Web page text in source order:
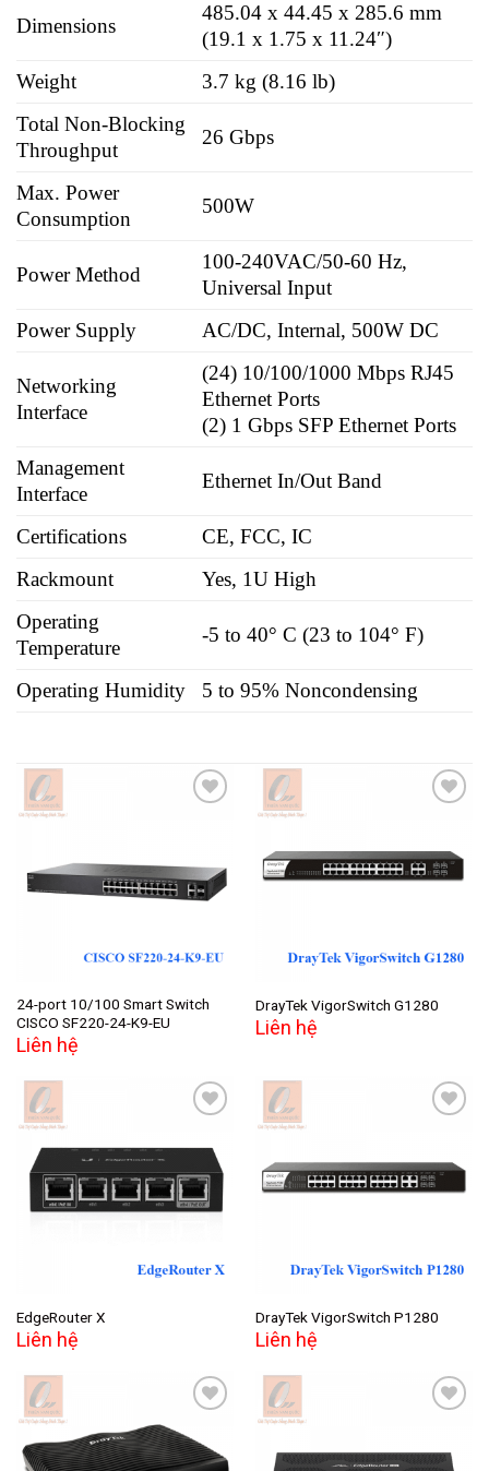
Dimensions
485.04 x 44.45 x 285.6 mm
(19.1 x 1.75 x 11.24″)
Weight
3.7 kg (8.16 lb)
Total Non-Blocking
Throughput
26 Gbps
Max. Power
Consumption
500W
Power Method
100-240VAC/50-60 Hz,
Universal Input
Power Supply
AC/DC, Internal, 500W DC
Networking
Interface
(24) 10/100/1000 Mbps RJ45
Ethernet Ports
(2) 1 Gbps SFP Ethernet Ports
Management
Interface
Ethernet In/Out Band
Certifications
CE, FCC, IC
Rackmount
Yes, 1U High
Operating
Temperature
-5 to 40° C (23 to 104° F)
Operating Humidity 5 to 95% Noncondensing
wishlist
24-port 10/100 Smart Switch
CISCO SF220-24-K9-EU
Liên hệ
Add to
wishlist
DrayTek VigorSwitch G1280
Liên hệ
Add to
wishlist
EdgeRouter X
Liên hệ
Add to
wishlist
DrayTek VigorSwitch P1280
Liên hệ
Add to Add to